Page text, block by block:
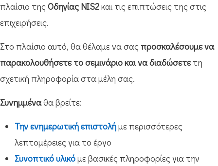
πλαίσιο τηςΟδηγίας NIS2και τις επιπτώσεις της στις
επιχειρήσεις.
Στο πλαίσιο αυτό, θα θέλαμε να σας προσκαλέσουμε να
παρακολουθήσετε το σεμινάριο και να διαδώσετετη
σχετική πληροφορία στα μέλη σας.
Συνημμέναθα βρείτε:
Την ενημερωτική επιστολήμε περισσότερες
λεπτομέρειες για το έργο
Συνοπτικό υλικόμε βασικές πληροφορίες για την